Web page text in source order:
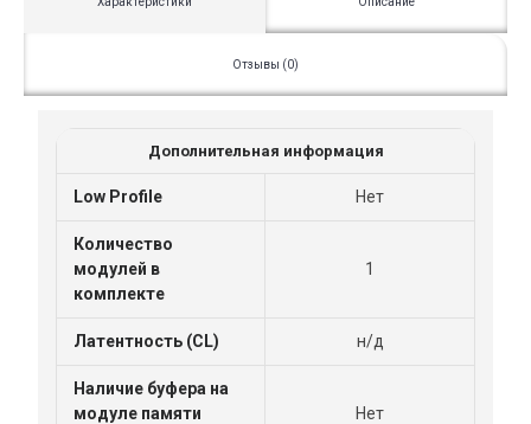
Отзывы (0)
Дополнительная информация
Low Profile Нет
Количество
модулей в
комплекте
1
Латентность (CL) н/д
Наличие буфера на
модуле памяти
Нет